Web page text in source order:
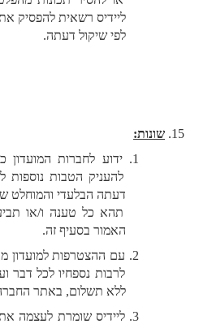
לפי שיקול דעתה.
שונות:
האמור בסעיף זה.
ללא תשלום, באתר החברה.